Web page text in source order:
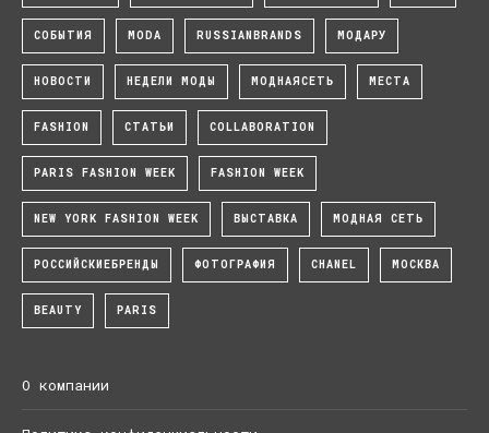
СОБЫТИЯ MODA RUSSIANBRANDS МОДАРУ
НОВОСТИ НЕДЕЛИ МОДЫ МОДНАЯСЕТЬ МЕСТА
FASHION СТАТЬИ COLLABORATION
PARIS FASHION WEEK FASHION WEEK
NEW YORK FASHION WEEK ВЫСТАВКА МОДНАЯ СЕТЬ
РОССИЙСКИЕБРЕНДЫ ФОТОГРАФИЯ CHANEL МОСКВА
BEAUTY PARIS
О компании